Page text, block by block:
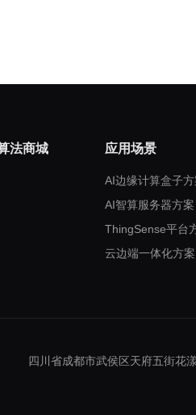
法商城 应用场景
AI边缘计算盒子方
AI智算服务器方案
ThingSense平台
云边端一体化方案
四川省成都市武侯区天府五街花